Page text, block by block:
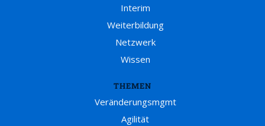
Interim
Weiterbildung
Netzwerk
Wissen
THEMEN
Veränderungsmgmt
Agilität